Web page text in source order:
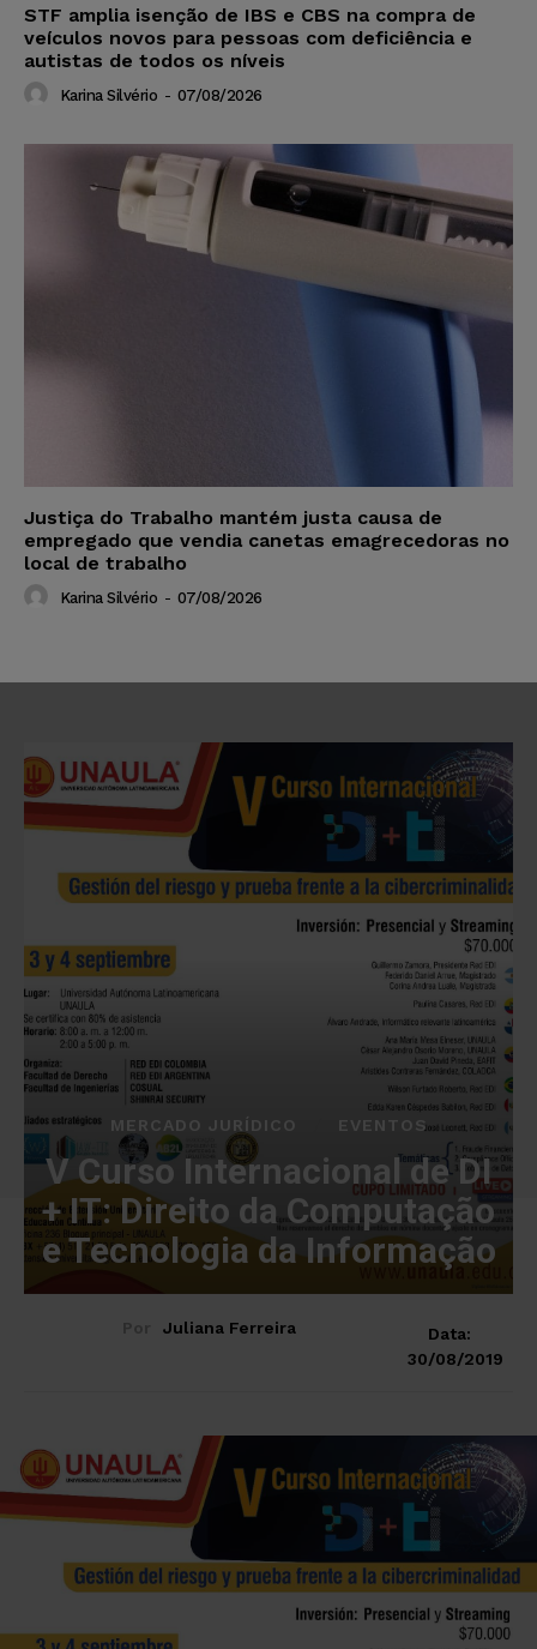
STF amplia isenção de IBS e CBS na compra de
veículos novos para pessoas com deficiência e
autistas de todos os níveis
Karina Silvério - 07/08/2026
Justiça do Trabalho mantém justa causa de
empregado que vendia canetas emagrecedoras no
local de trabalho
Karina Silvério - 07/08/2026